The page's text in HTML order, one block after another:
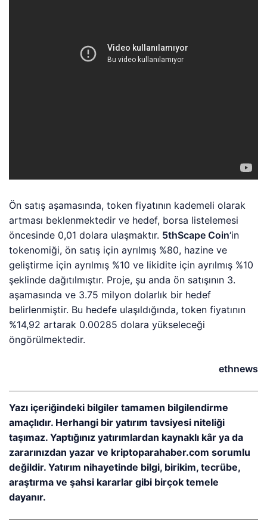
Ön satış aşamasında, token fiyatının kademeli olarak
artması beklenmektedir ve hedef, borsa listelemesi
öncesinde 0,01 dolara ulaşmaktır. 5thScape Coin‘in
tokenomiği, ön satış için ayrılmış %80, hazine ve
geliştirme için ayrılmış %10 ve likidite için ayrılmış %10
şeklinde dağıtılmıştır. Proje, şu anda ön satışının 3.
aşamasında ve 3.75 milyon dolarlık bir hedef
belirlenmiştir. Bu hedefe ulaşıldığında, token fiyatının
%14,92 artarak 0.00285 dolara yükseleceği
öngörülmektedir.
ethnews
Yazı içeriğindeki bilgiler tamamen bilgilendirme
amaçlıdır. Herhangi bir yatırım tavsiyesi niteliği
taşımaz. Yaptığınız yatırımlardan kaynaklı kâr ya da
zararınızdan yazar ve kriptoparahaber.com sorumlu
değildir. Yatırım nihayetinde bilgi, birikim, tecrübe,
araştırma ve şahsi kararlar gibi birçok temele
dayanır.